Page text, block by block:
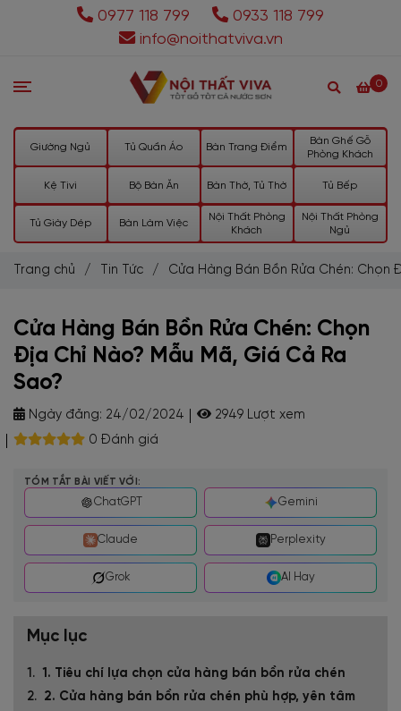
0977 118 799
0933 118 799
info@noithatviva.vn
0
Giường Ngủ Tủ Quần Áo Bàn Trang Điểm
Bàn Ghế Gỗ
Phòng Khách
Kệ Tivi Bộ Bàn Ăn Bàn Thờ, Tủ Thờ Tủ Bếp
Tủ Giày Dép Bàn Làm Việc
Nội Thất Phòng
Khách
Nội Thất Phòng
Ngủ
Trang chủ / Tin Tức / Cửa Hàng Bán Bồn Rửa Chén: Chọn
Cửa Hàng Bán Bồn Rửa Chén: Chọn
Địa Chỉ Nào? Mẫu Mã, Giá Cả Ra
Sao?
Ngày đăng: 24/02/2024
2949 Lượt xem
0 Đánh giá
TÓM TẮT BÀI VIẾT VỚI:
ChatGPT Gemini
Claude Perplexity
Grok AI Hay
Mục lục
1. Tiêu chí lựa chọn cửa hàng bán bồn rửa chén
2. Cửa hàng bán bồn rửa chén phù hợp, yên tâm